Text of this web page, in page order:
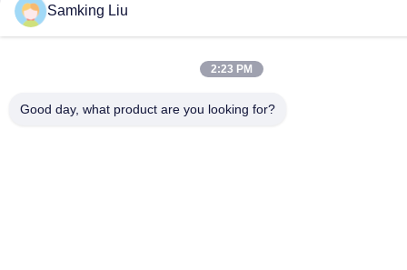
Samking Liu
2:23 PM
Good day, what product are you looking for?